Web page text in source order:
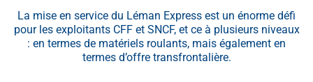
La mise en service du Léman Express est un énorme défi
pour les exploitants CFF et SNCF, et ce à plusieurs niveaux
: en termes de matériels roulants, mais également en
termes d’offre transfrontalière.